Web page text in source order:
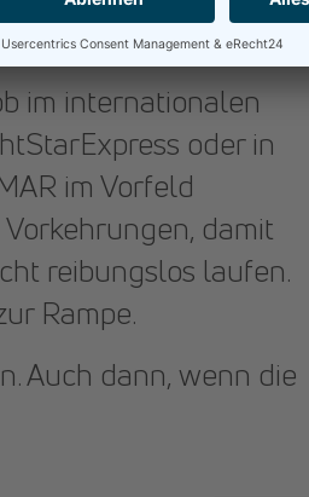
im internationalen
oder in
im Vorfeld
damit
reibungslos laufen.
Rampe.
Auch dann, wenn die